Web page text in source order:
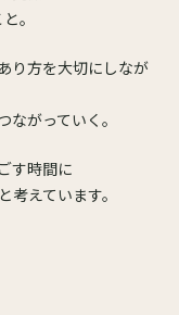
。
り方を大切にしなが
ながっていく。
す時間に
えています。